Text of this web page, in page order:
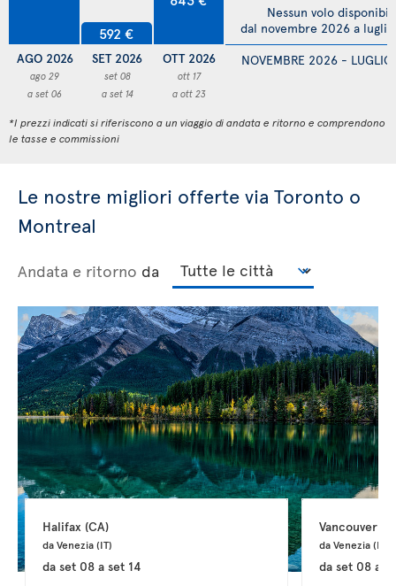
AGO 2026
ago 29
a set 06
592 €
SET 2026
set 08
a set 14
OTT 2026
ott 17
a ott 23
NOVEMBRE 2026 -
Nessun volo
dal novembre 2026 a
*I prezzi indicati si riferiscono a un viaggio di andata e ritorno e comprendono
le tasse e commissioni
Le nostre migliori offerte via Toronto o
Montreal
Andata e ritorno da
Halifax (CA)
da Venezia (IT)
da set 08a set 14
Vancouver
da Venezia (IT)
daset 08 a